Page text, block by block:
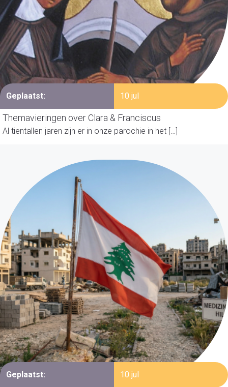
Geplaatst: 10 jul
Themavieringen over Clara & Franciscus
Al tientallen jaren zijn er in onze parochie in het […]
Geplaatst: 10 jul